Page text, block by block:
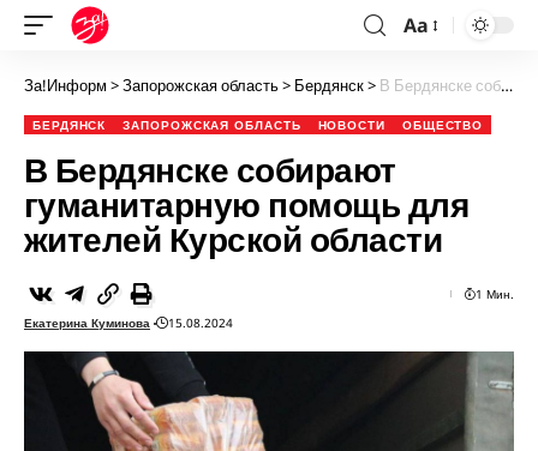
Aa
За!Информ >Запорожская область> Бердянск> В Бердянске собирают гуманитарную помощь для жителей Курской области
БЕРДЯНСК ЗАПОРОЖСКАЯ ОБЛАСТЬ НОВОСТИ ОБЩЕСТВО
В Бердянске собирают
гуманитарную помощь для
жителей Курской области
Екатерина Куминова 15.08.2024
1 Мин.